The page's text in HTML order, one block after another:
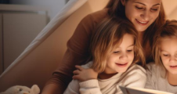
gyerekkönyv,
3-
tól
éves